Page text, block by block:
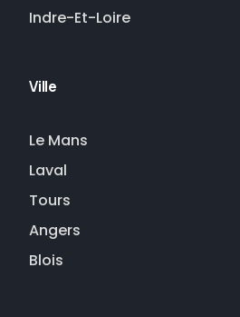
Indre-Et-Loire
Ville
Le Mans
Laval
Tours
Angers
Blois